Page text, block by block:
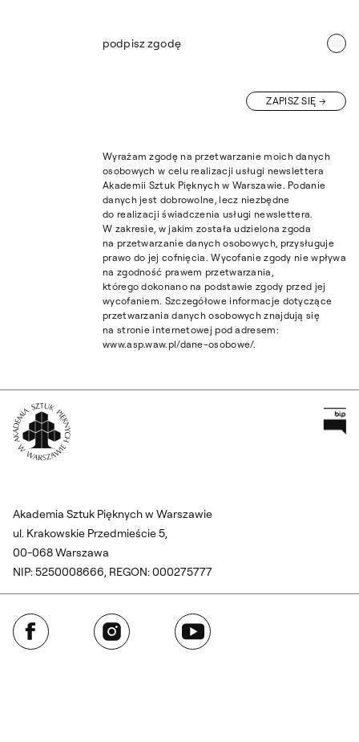
podpisz zgodę
ZAPISZ SIĘ
Wyrażam zgodę na przetwarzanie moich danych
osobowych w celu realizacji usługi newslettera
Akademii Sztuk Pięknych w Warszawie. Podanie
danych jest dobrowolne, lecz niezbędne
do realizacji świadczenia usługi newslettera.
W zakresie, w jakim została udzielona zgoda
na przetwarzanie danych osobowych, przysługuje
prawo do jej cofnięcia. Wycofanie zgody nie wpływa
na zgodność prawem przetwarzania,
którego dokonano na podstawie zgody przed jej
wycofaniem. Szczegółowe informacje dotyczące
przetwarzania danych osobowych znajdują się
na stronie internetowej pod adresem:
www.asp.waw.pl/dane-osobowe/.
Akademia Sztuk Pięknych w Warszawie
ul. Krakowskie Przedmieście 5,
00-068 Warszawa
NIP: 5250008666, REGON: 000275777
Facebook Instagram YouTube